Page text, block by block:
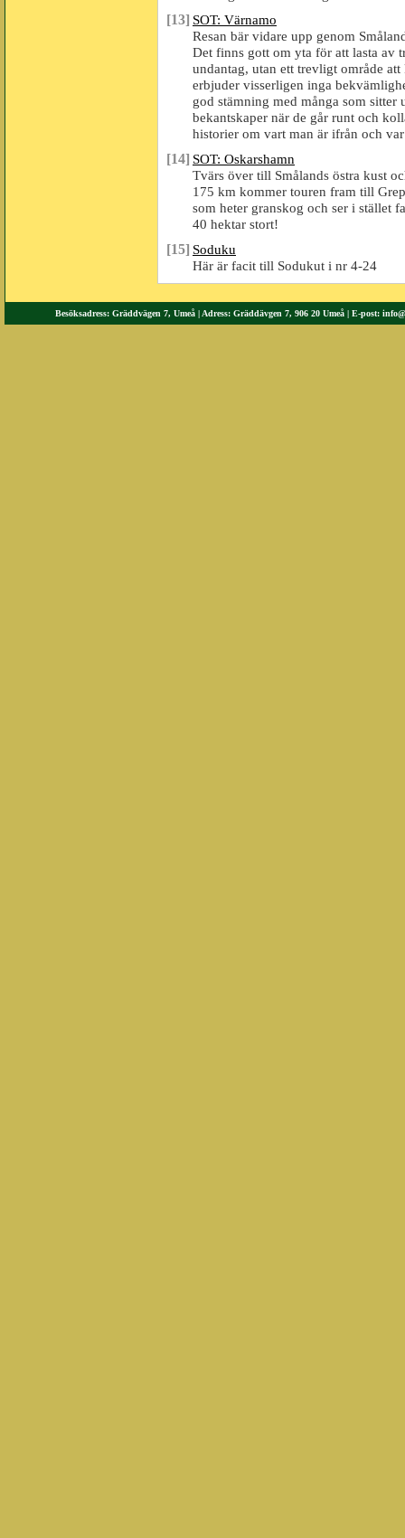
[13] SOT: Värnamo
Resan bär vidare upp genom
Det finns gott om yta för att lasta av
undantag, utan ett trevligt område
erbjuder visserligen inga
god stämning med många som
bekantskaper när de går runt och
historier om vart man är ifrån och
[14] SOT: Oskarshamn
Tvärs över till Smålands östra kust
175 km kommer touren fram till
som heter granskog och ser i stället
40 hektar stort!
[15] Soduku
Här är facit till Sodukut i nr 4-24
Besöksadress: Gräddvägen 7, Umeå | Adress: Gräddävgen 7, 906 20 Umeå | E-post: